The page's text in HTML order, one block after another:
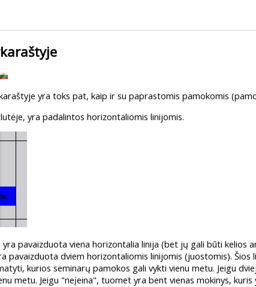
yra toks pat, kaip ir su paprastomis pamokomis
yra padalintos horizontaliomis linijomis.
pavaizduota viena horizontalia linija (bet jų gali būti kelios
pavaizduota dviem horizontaliomis linijomis (juostomis).
kurios seminarų pamokos gali vykti vienu metu. Jeigu
metu. Jeigu "neįeina", tuomet yra bent vienas mokinys,